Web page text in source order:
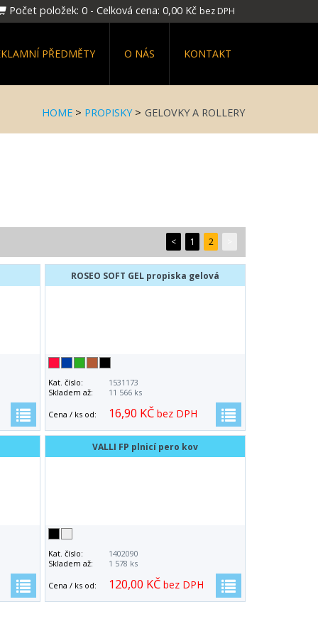
Počet položek: 0 - Celková cena: 0,00 Kč bez DPH
PŘEDMĚTY O NÁS KONTAKT
HOME > PROPISKY> GELOVKY A ROLLERY
< 1 2
ROSEO SOFT GEL propiska gelová
Kat. číslo:
1531173
Skladem až:
11 566 ks
Cena / ks od: 16,90 KČbez DPH
VALLI FP plnicí pero kov
Kat. číslo:
1402090
Skladem až:
1 578 ks
Cena / ks od: 120,00 KČbez DPH